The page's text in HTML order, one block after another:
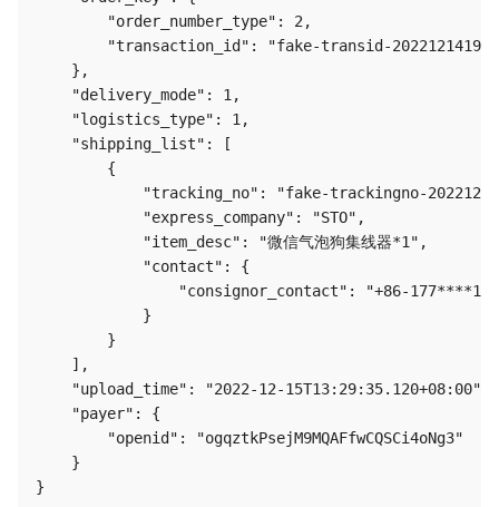
        "order_number_type": 2,
"transaction_id": "fake-transid-
    },
    "delivery_mode": 1,
    "logistics_type": 1,
    "shipping_list": [
        {
"tracking_no": "fake-trackingno-
            "express_company": "STO",
            "item_desc": "微信气泡狗集线器*1",
            "contact": {
"consignor_contact": "+86-
            }
        }
    ],
    "upload_time": "2022-12-15T13:29:35.120+08:00",
    "payer": {
        "openid": "ogqztkPsejM9MQAFfwCQSCi4oNg3"
    }